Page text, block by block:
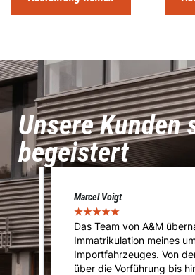
Unsere Kunden
begeistert
Marcel Voigt
★★★★
Das Team von A&M
Immatrikulation meines
Importfahrzeuges. Von der
über die Vorführung bis hin